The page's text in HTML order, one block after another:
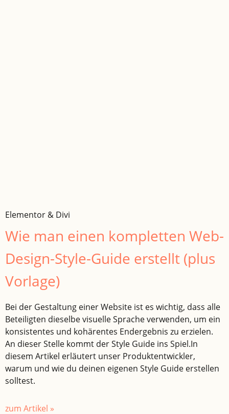
Elementor & Divi
Wie man einen kompletten Web-
Design-Style-Guide erstellt (plus
Vorlage)
Bei der Gestaltung einer Website ist es wichtig, dass alle
Beteiligten dieselbe visuelle Sprache verwenden, um ein
konsistentes und kohärentes Endergebnis zu erzielen.
An dieser Stelle kommt der Style Guide ins Spiel.In
diesem Artikel erläutert unser Produktentwickler,
warum und wie du deinen eigenen Style Guide erstellen
solltest.
zum Artikel »